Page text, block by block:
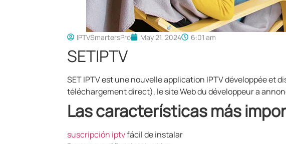
IPTVSmartersPro May 21, 2024 6:01 am
SETIPTV
SET IPTV est une nouvelle application IPTV développée et
téléchargement direct), le site Web du développeur a
Las características más
suscripción iptvfácil de instalar